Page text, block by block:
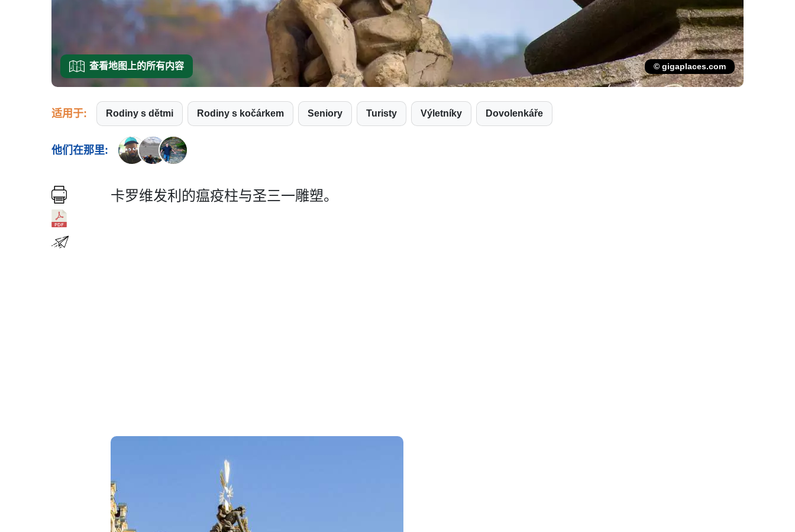
查看地图上的所有内容 © gigaplaces.com
适用于: Rodiny s dětmi Rodiny s kočárkem Seniory Turisty Výletníky Dovolenkáře
他们在那里:
卡罗维发利的瘟疫柱与圣三一雕塑。